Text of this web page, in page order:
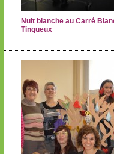
Nuit blanche au Carré
Tinqueux